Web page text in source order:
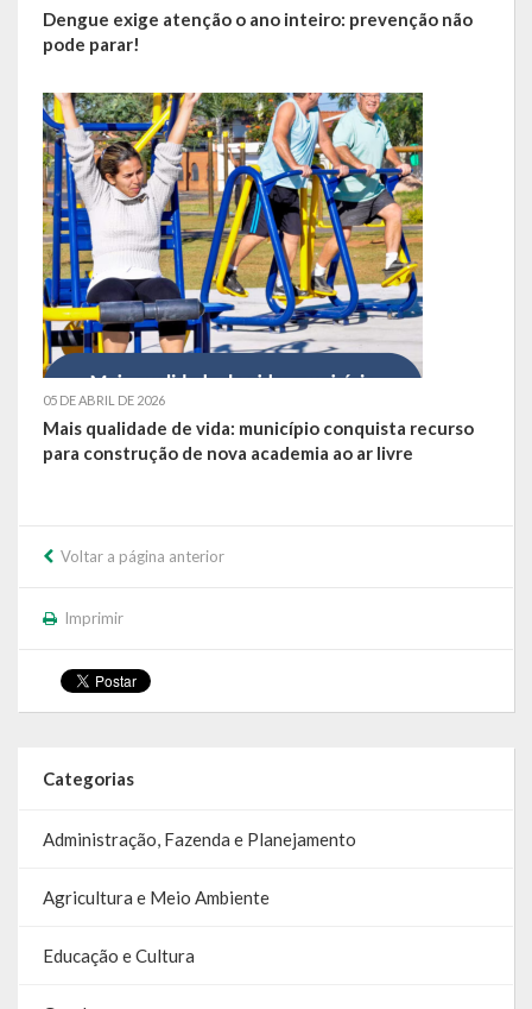
Contratos
Processo Seletivo
Carta de Serviços
Repasses e Transferências
Dengue exige atenção o ano inteiro: prevenção não
pode parar!
05 DE ABRIL DE 2026
Mais qualidade de vida: município conquista recurso
para construção de nova academia ao ar livre
Voltar a página anterior
Imprimir
Categorias
Administração, Fazenda e Planejamento
Agricultura e Meio Ambiente
Educação e Cultura